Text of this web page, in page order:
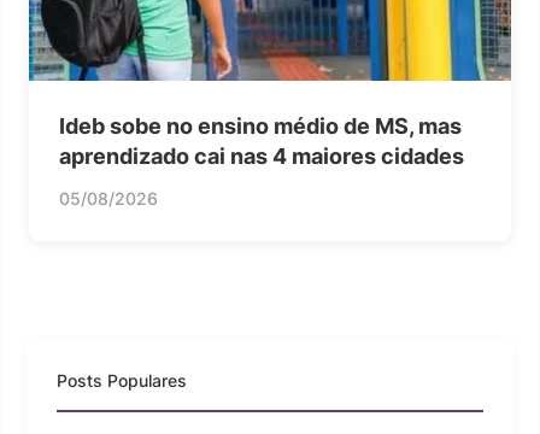
Ideb sobe no ensino médio de MS, mas
aprendizado cai nas 4 maiores cidades
05/08/2026
Posts Populares